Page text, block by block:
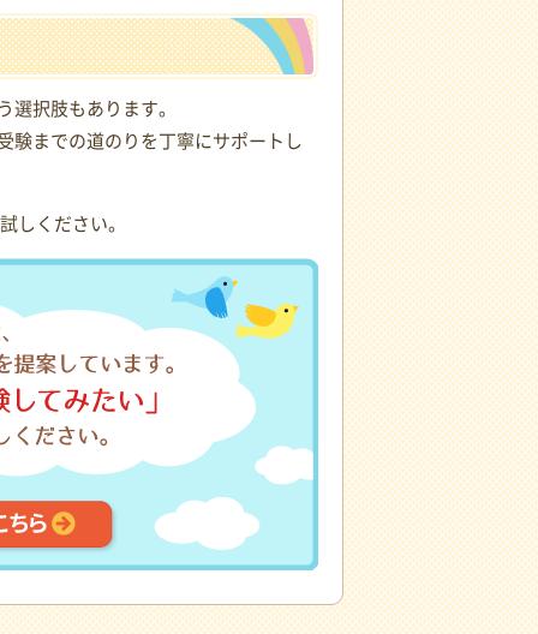
選択肢もあります。
験までの道のりを丁寧にサポートし
しください。